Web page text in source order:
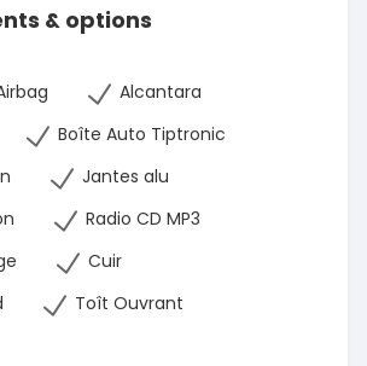
& options
Alcantara
Boîte Auto Tiptronic
Jantes alu
Radio CD MP3
Cuir
Toît Ouvrant